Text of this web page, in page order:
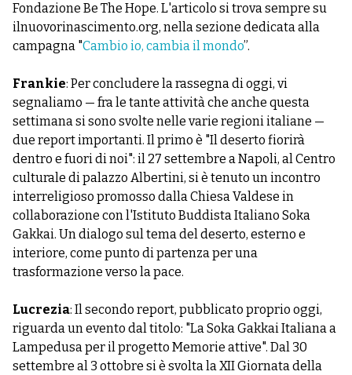
Fondazione Be The Hope. L'articolo si trova sempre su
ilnuovorinascimento.org, nella sezione dedicata alla
campagna "Cambio io, cambia il mondo”.
Frankie: Per concludere la rassegna di oggi, vi
segnaliamo — fra le tante attività che anche questa
settimana si sono svolte nelle varie regioni italiane —
due report importanti. Il primo è "Il deserto fiorirà
dentro e fuori di noi": il 27 settembre a Napoli, al Centro
culturale di palazzo Albertini, si è tenuto un incontro
interreligioso promosso dalla Chiesa Valdese in
collaborazione con l'Istituto Buddista Italiano Soka
Gakkai. Un dialogo sul tema del deserto, esterno e
interiore, come punto di partenza per una
trasformazione verso la pace.
Lucrezia: Il secondo report, pubblicato proprio oggi,
riguarda un evento dal titolo: "La Soka Gakkai Italiana a
Lampedusa per il progetto Memorie attive". Dal 30
settembre al 3 ottobre si è svolta la XII Giornata della